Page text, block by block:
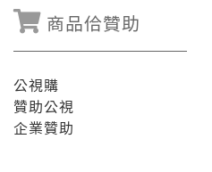
商品佮贊助
公視購
贊助公視
企業贊助